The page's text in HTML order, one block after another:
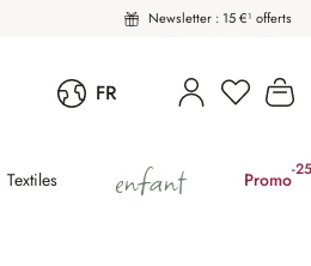
Newsletter : 15 €¹ offerts
FR Vous
Textiles enfant Promo-